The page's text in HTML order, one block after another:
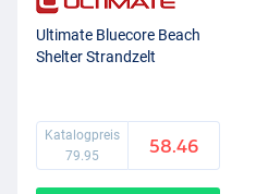
Ultimate Bluecore Beach
Shelter Strandzelt
Katalogpreis
79.95
58.46